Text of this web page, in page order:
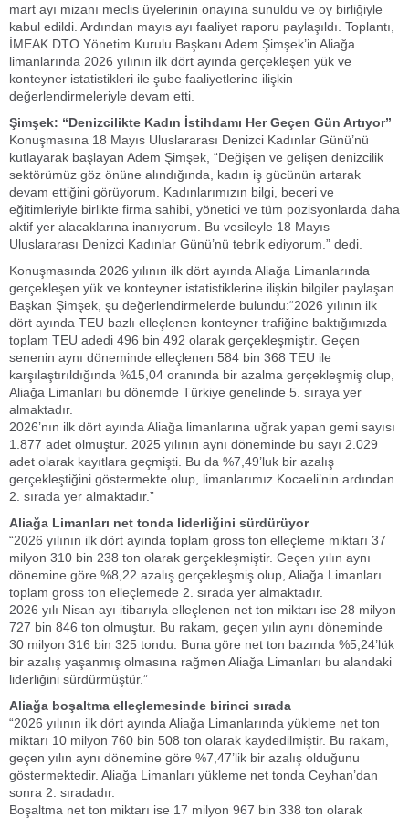
mart ayı mizanı meclis üyelerinin onayına sunuldu ve oy birliğiyle
kabul edildi. Ardından mayıs ayı faaliyet raporu paylaşıldı. Toplantı,
İMEAK DTO Yönetim Kurulu Başkanı Adem Şimşek’in Aliağa
limanlarında 2026 yılının ilk dört ayında gerçekleşen yük ve
konteyner istatistikleri ile şube faaliyetlerine ilişkin
değerlendirmeleriyle devam etti.
Şimşek: “Denizcilikte Kadın İstihdamı Her Geçen Gün Artıyor”
Konuşmasına 18 Mayıs Uluslararası Denizci Kadınlar Günü’nü
kutlayarak başlayan Adem Şimşek, “Değişen ve gelişen denizcilik
sektörümüz göz önüne alındığında, kadın iş gücünün artarak
devam ettiğini görüyorum. Kadınlarımızın bilgi, beceri ve
eğitimleriyle birlikte firma sahibi, yönetici ve tüm pozisyonlarda daha
aktif yer alacaklarına inanıyorum. Bu vesileyle 18 Mayıs
Uluslararası Denizci Kadınlar Günü’nü tebrik ediyorum.” dedi.
Konuşmasında 2026 yılının ilk dört ayında Aliağa Limanlarında
gerçekleşen yük ve konteyner istatistiklerine ilişkin bilgiler paylaşan
Başkan Şimşek, şu değerlendirmelerde bulundu:“2026 yılının ilk
dört ayında TEU bazlı elleçlenen konteyner trafiğine baktığımızda
toplam TEU adedi 496 bin 492 olarak gerçekleşmiştir. Geçen
senenin aynı döneminde elleçlenen 584 bin 368 TEU ile
karşılaştırıldığında %15,04 oranında bir azalma gerçekleşmiş olup,
Aliağa Limanları bu dönemde Türkiye genelinde 5. sıraya yer
almaktadır.
2026’nın ilk dört ayında Aliağa limanlarına uğrak yapan gemi sayısı
1.877 adet olmuştur. 2025 yılının aynı döneminde bu sayı 2.029
adet olarak kayıtlara geçmişti. Bu da %7,49’luk bir azalış
gerçekleştiğini göstermekte olup, limanlarımız Kocaeli’nin ardından
2. sırada yer almaktadır.”
Aliağa Limanları net tonda liderliğini sürdürüyor
“2026 yılının ilk dört ayında toplam gross ton elleçleme miktarı 37
milyon 310 bin 238 ton olarak gerçekleşmiştir. Geçen yılın aynı
dönemine göre %8,22 azalış gerçekleşmiş olup, Aliağa Limanları
toplam gross ton elleçlemede 2. sırada yer almaktadır.
2026 yılı Nisan ayı itibarıyla elleçlenen net ton miktarı ise 28 milyon
727 bin 846 ton olmuştur. Bu rakam, geçen yılın aynı döneminde
30 milyon 316 bin 325 tondu. Buna göre net ton bazında %5,24’lük
bir azalış yaşanmış olmasına rağmen Aliağa Limanları bu alandaki
liderliğini sürdürmüştür.”
Aliağa boşaltma elleçlemesinde birinci sırada
“2026 yılının ilk dört ayında Aliağa Limanlarında yükleme net ton
miktarı 10 milyon 760 bin 508 ton olarak kaydedilmiştir. Bu rakam,
geçen yılın aynı dönemine göre %7,47’lik bir azalış olduğunu
göstermektedir. Aliağa Limanları yükleme net tonda Ceyhan’dan
sonra 2. sıradadır.
Boşaltma net ton miktarı ise 17 milyon 967 bin 338 ton olarak